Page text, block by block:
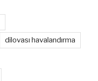
dilovası havalandırma